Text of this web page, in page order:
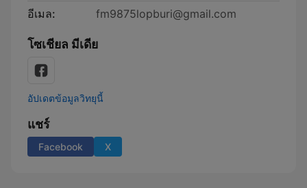
อีเมล:
fm9875lopburi@gmail.com
โซเชียล มีเดีย
อัปเดตข้อมูลวิทยุนี้
แชร์
Facebook X